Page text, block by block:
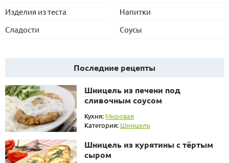
Изделия из теста
Напитки
Сладости
Соусы
Последние рецепты
Шницель из печени под
сливочным соусом
Кухня: Мировая
Категория: Шницель
Шницель из курятины с тёртым
сыром